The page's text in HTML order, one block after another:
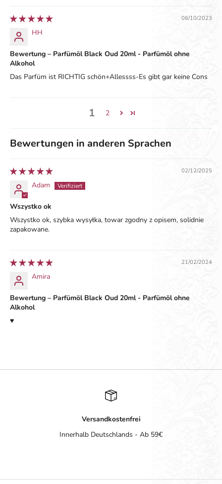
06/10/2023
HH
Bewertung – Parfümöl Black Oud 20ml - Parfümöl ohne
Alkohol
Das Parfüm ist RICHTIG schön+Allessss-Es gibt gar keine Cons
1 2
Bewertungen in anderen Sprachen
02/12/2025
Adam
Wszystko ok
Wszystko ok, szybka wysyłka, towar zgodny z opisem, solidnie
zapakowane.
21/02/2024
Amira
Bewertung – Parfümöl Black Oud 20ml - Parfümöl ohne
Alkohol
♥️
Versandkostenfrei
Innerhalb Deutschlands - Ab 59€